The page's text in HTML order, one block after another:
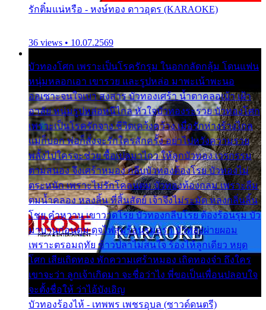
รักติ๋มแน่หรือ - หงษ์ทอง ดาวอุดร (KARAOKE)
36 views • 10.07.2569
บัวทองโศก เพราะเป็นโรครักรุม ในอกกลัดกลุ้ม โดนแฟน
หนุ่มหลอกเอา เขารวย และรูปหล่อ มาพะเน้าพะนอ
ออเซาะจนใจเบา สงสาร บัวทองเศร้า น้ำตาคลอเบ้า เฝ้า
อาลัย หนุ่มรูปหล่อหนีไกล หัวใจบัวทองระรวย บัวทองโศก
เพราะเป็นโรครักจาง ชีวิตเคว้งคว้าง เมื่อรักห่างร้างไกล
แม่ก็บอก พ่อก็สั่งจะรักใครสักครั้ง อย่าไปหวังความรวย
พลั้งไปใครจะช่วย ซื้อเปลมาไกว ให้ลูกบัวทอง เวรกรรม
ตามสนอง จึงเศร้าหมอง กลีบบัวทองต้องโรย บัวทองไม่
ตระหนัก เพราะไม่รักโคลนตม บัวทองท้องกลม เพราะลืม
ตมน้ำคลอง หลงลิ้น ที่สิ้นสัตย์ เจ้าจึงไม่ระมัด หลงกลิ่นลิ้น
โชย คำหวาน เขาวาดโรย บัวทองกลีบโรย ต้องร้อนรุม บัว
มาบานก่อนตูม ดุจไฟสุมร้อนรุมอุรา บัวทองผ่ายผอม
เพราะตรอมฤทัย ข้าวปลาไม่สนใจ ร้องไห้ลูกเดียว หยุด
โศก เสียเถิดทอง พักความเศร้าหมอง เถิดทองจ๋า ถึงใคร
เขาจะว่า ลูกเจ้าเกิดมา จะชื่อว่าไง พี่ขอเป็นเพื่อนปลอบใจ
จะตั้งชื่อให้ ว่าไอ้บังเอิญ
บัวทองร้องไห้ - เทพพร เพชรอุบล (ซาวด์ดนตรี)